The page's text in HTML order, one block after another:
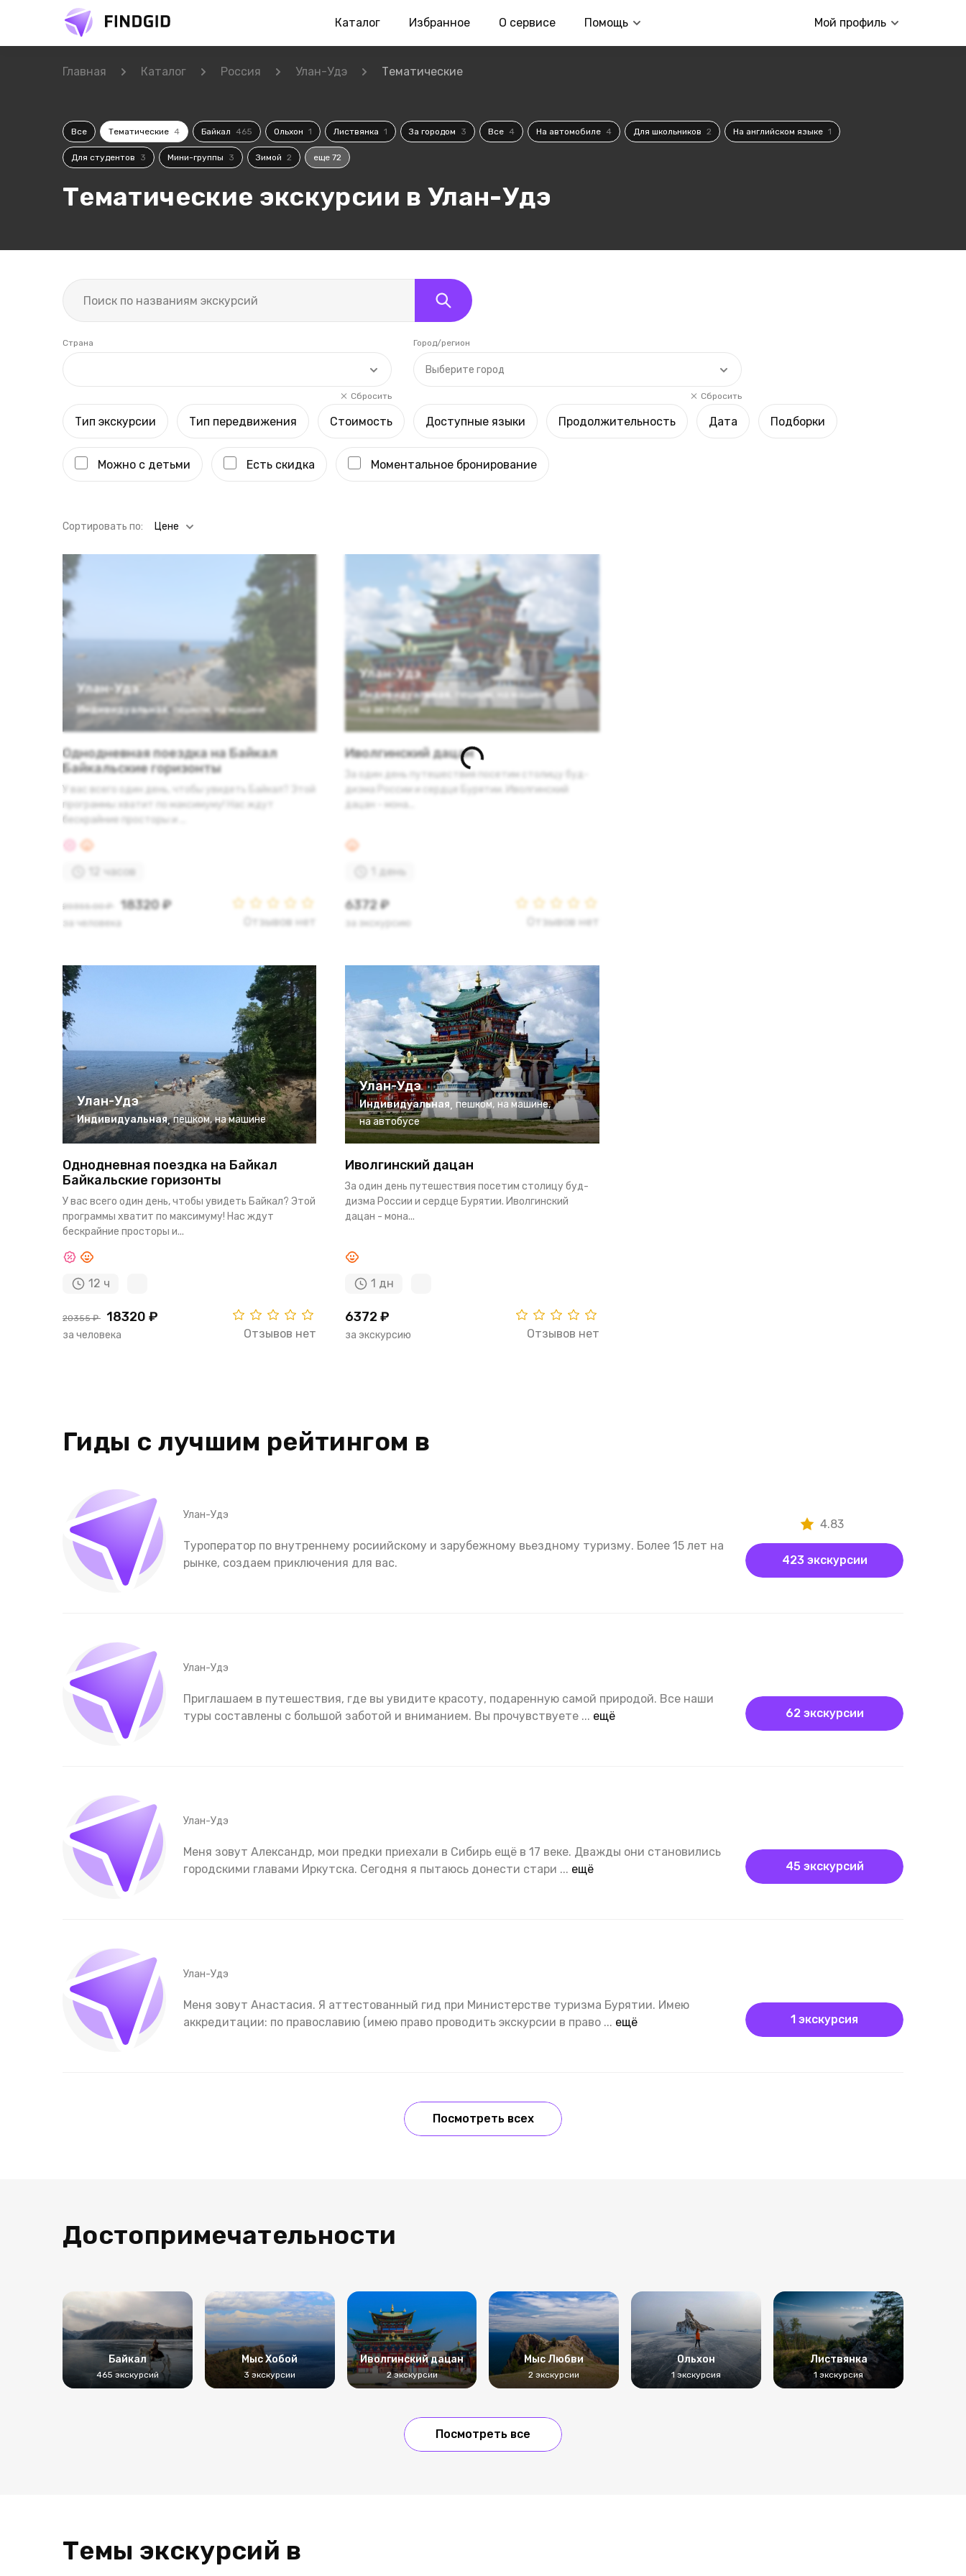
Каталог Избранное О сервисе Помощь Мой профиль
Главная Каталог Россия Улан-Удэ Тематические
Все Тематические 4 Байкал 465 Ольхон 1 Листвянка 1 За городом 3 Все 4 На автомобиле 4 Для школьников 2 На английском языке 1
Для студентов 3 Мини-группы 3 Зимой 2 еще 72
Тематические экскурсии в Улан-Удэ
Страна
Сбросить
Выберите город
Город/регион
Сбросить
Тип экскурсии Тип передвижения Стоимость Доступные языки Продолжительность Дата Подборки
Можно с детьми Есть скидка Моментальное бронирование
Cортировать по: Цене
Улан-Удэ
Индивидуальная , пешком на машине
Однодневная поездка на Байкал
‌‌Байкальские горизонты
У вас всего один день, чтобы увидеть Байкал? Этой
программы хватит по максимуму! Нас ждут
бескрайние просторы и ...
12 часов
20355.00 ₽ 18320 ₽
за человека Отзывов нет
Улан-Удэ
Индивидуальная пешком на машине,
на автобусе
Иволгинский дацан
За один день пу­те­ше­ствия по­се­тим сто­ли­цу буд­
диз­ма Рос­сии и серд­це Бу­ря­тии. Иволгинский
дацан - мона...
1 день
6372 ₽
за экскурсию Отзывов нет
Улан-Удэ
Индивидуальная, пешком, на машине
Однодневная поездка на Байкал
‌‌Байкальские горизонты
У вас всего один день, чтобы увидеть Байкал? Этой
программы хватит по максимуму! Нас ждут
бескрайние просторы и...
12 ч
20355 ₽ 18320 ₽
за человека Отзывов нет
Улан-Удэ
Индивидуальная, пешком, на машине,
на автобусе
Иволгинский дацан
За один день пу­те­ше­ствия по­се­тим сто­ли­цу буд­
диз­ма Рос­сии и серд­це Бу­ря­тии. Иволгинский
дацан - мона...
1 дн
6372 ₽
за экскурсию Отзывов нет
Гиды с лучшим рейтингом в
Улан-Удэ
4.83
Туроператор по внутреннему росиийскому и зарубежному вьездному туризму. Более 15 лет на
рынке, создаем приключения для вас.
423 экскурсии
Улан-Удэ
Приглашаем в путешествия, где вы увидите красоту, подаренную самой природой. Все наши
туры составлены с большой заботой и вниманием. Вы прочувствуете ... ещё 62 экскурсии
Улан-Удэ
Меня зовут Александр, мои предки приехали в Сибирь ещё в 17 веке. Дважды они становились
городскими главами Иркутска. Сегодня я пытаюсь донести стари ... ещё 45 экскурсий
Улан-Удэ
Меня зовут Анастасия. Я аттестованный гид при Министерстве туризма Бурятии. Имею
аккредитации: по православию (имею право проводить экскурсии в право ... ещё 1 экскурсия
Посмотреть всех
Достопримечательности
Байкал
465 экскурсий
Мыс Хобой
3 экскурсии
Иволгинский дацан
2 экскурсии
Мыс Любви
2 экскурсии
Ольхон
1 экскурсия
Листвянка
1 экскурсия
Посмотреть все
Темы экскурсий в